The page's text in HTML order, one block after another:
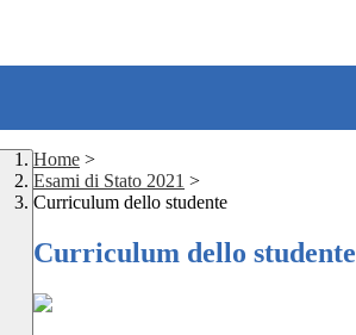
Home >
Esami di Stato 2021 >
Curriculum dello studente
Curriculum dello studente